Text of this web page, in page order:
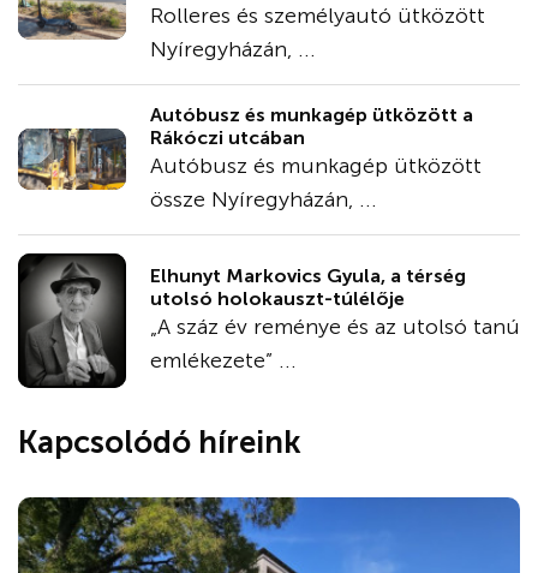
Rolleres és személyautó ütközött
Nyíregyházán, ...
Autóbusz és munkagép ütközött a
Rákóczi utcában
Autóbusz és munkagép ütközött
össze Nyíregyházán, ...
Elhunyt Markovics Gyula, a térség
utolsó holokauszt-túlélője
„A száz év reménye és az utolsó tanú
emlékezete” ...
Kapcsolódó híreink